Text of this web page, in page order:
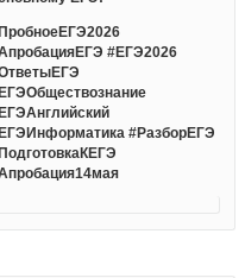
#ЕГЭ2026
#РазборЕГЭ